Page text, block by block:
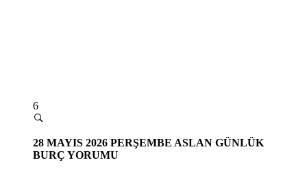
6
28 MAYIS 2026 PERŞEMBE ASLAN GÜNLÜK
BURÇ YORUMU